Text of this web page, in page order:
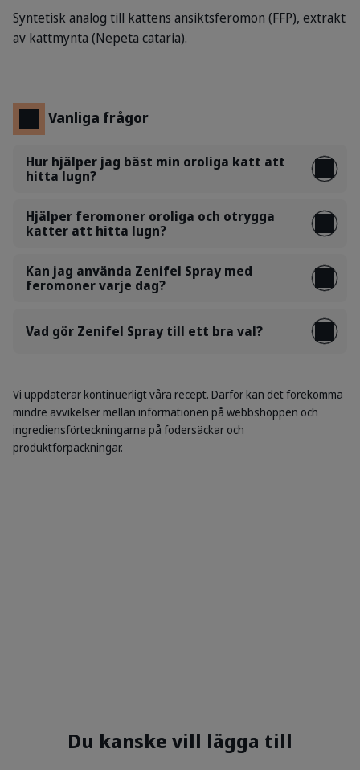
Syntetisk analog till kattens ansiktsferomon (FFP), extrakt
av kattmynta (Nepeta cataria).
Vanliga frågor
Hur hjälper jag bäst min oroliga katt att
hitta lugn?
Hjälper feromoner oroliga och otrygga
katter att hitta lugn?
Kan jag använda Zenifel Spray med
feromoner varje dag?
Vad gör Zenifel Spray till ett bra val?
Vi uppdaterar kontinuerligt våra recept. Därför kan det förekomma
mindre avvikelser mellan informationen på webbshoppen och
ingrediensförteckningarna på fodersäckar och
produktförpackningar.
Du kanske vill lägga till